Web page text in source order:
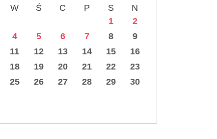
W Ś C P S
N
1
2
4 5 6 7 8
9
11 12 13 14 15
16
18 19 20 21 22
23
25 26 27 28 29
30